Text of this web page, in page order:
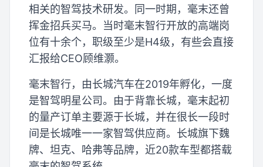
相关的智驾技术研发。同一时期，毫末还曾
挥金招兵买马。当时毫末智行开放的高端岗
位有十余个，职级至少是H4级，有些会直接
汇报给CEO顾维灏。
毫末智行，由长城汽车在2019年孵化，一度
是智驾明星公司。由于背靠长城，毫末起初
的量产订单主要源于长城，并在很长一段时
间是长城唯一一家智驾供应商。长城旗下魏
牌、坦克、哈弗等品牌，近20款车型都搭载